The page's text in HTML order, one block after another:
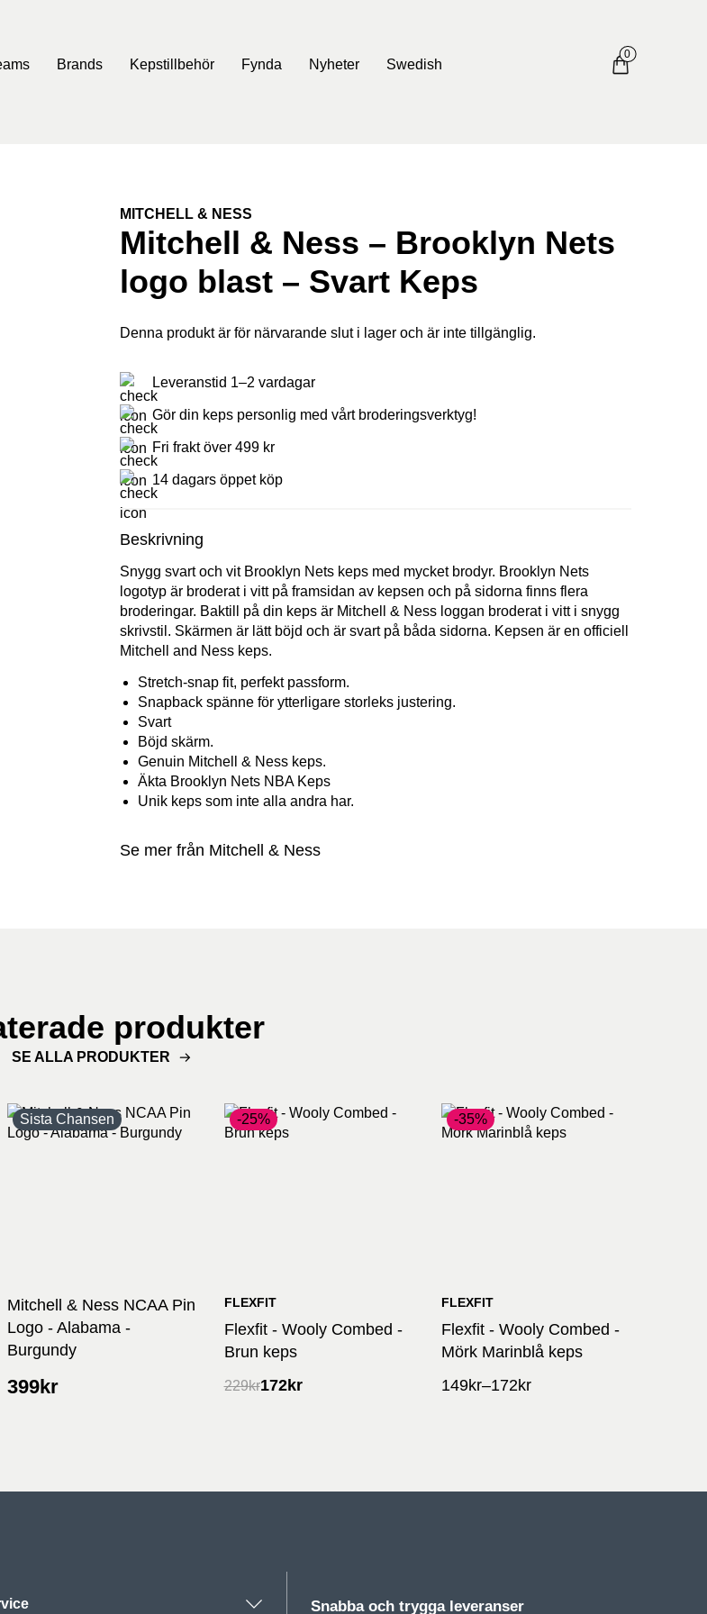
Brands Kepstillbehör Fynda Nyheter Swedish
0
MITCHELL & NESS
Mitchell & Ness – Brooklyn Nets
logo blast – Svart Keps
Denna produkt är för närvarande slut i lager och är inte tillgänglig.
Leveranstid 1–2 vardagar
Gör din keps personlig med vårt broderingsverktyg!
Fri frakt över 499 kr
14 dagars öppet köp
Beskrivning
Snygg svart och vit Brooklyn Nets keps med mycket brodyr. Brooklyn Nets
logotyp är broderat i vitt på framsidan av kepsen och på sidorna finns flera
broderingar. Baktill på din keps är Mitchell & Ness loggan broderat i vitt i snygg
skrivstil. Skärmen är lätt böjd och är svart på båda sidorna. Kepsen är en officiell
Mitchell and Ness keps.
Stretch-snap fit, perfekt passform.
Snapback spänne för ytterligare storleks justering.
Svart
Böjd skärm.
Genuin Mitchell & Ness keps.
Äkta Brooklyn Nets NBA Keps
Unik keps som inte alla andra har.
Se mer från Mitchell & Ness
produkter
SE ALLA PRODUKTER
Sista Chansen
Mitchell & Ness NCAA Pin
Logo - Alabama -
Burgundy
399kr
-25%
FLEXFIT
Flexfit - Wooly Combed -
Brun keps
229kr172kr
-35%
FLEXFIT
Flexfit - Wooly Combed -
Mörk Marinblå keps
149kr–172kr
Snabba och trygga leveranser